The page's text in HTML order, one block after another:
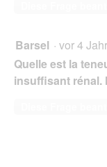
Barsel · vor 4
Quelle est la
insuffisant rénal.